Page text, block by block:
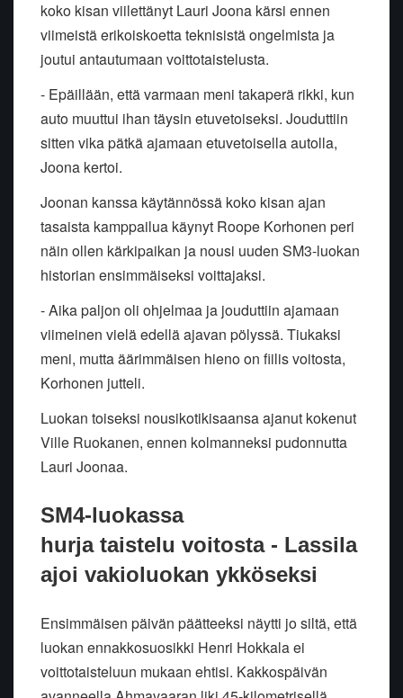
koko kisan viilettänyt Lauri Joona kärsi ennen
viimeistä erikoiskoetta teknisistä ongelmista ja
joutui antautumaan voittotaistelusta.
- Epäillään, että varmaan meni takaperä rikki, kun
auto muuttui ihan täysin etuvetoiseksi. Jouduttiin
sitten vika pätkä ajamaan etuvetoisella autolla,
Joona kertoi.
Joonan kanssa käytännössä koko kisan ajan
tasaista kamppailua käynyt Roope Korhonen peri
näin ollen kärkipaikan ja nousi uuden SM3-luokan
historian ensimmäiseksi voittajaksi.
- Aika paljon oli ohjelmaa ja jouduttiin ajamaan
viimeinen vielä edellä ajavan pölyssä. Tiukaksi
meni, mutta äärimmäisen hieno on fiilis voitosta,
Korhonen jutteli.
Luokan toiseksi nousikotikisaansa ajanut kokenut
Ville Ruokanen, ennen kolmanneksi pudonnutta
Lauri Joonaa.
SM4-luokassa
hurja taistelu voitosta - Lassila
ajoi vakioluokan ykköseksi
Ensimmäisen päivän päätteeksi näytti jo siltä, että
luokan ennakkosuosikki Henri Hokkala ei
voittotaisteluun mukaan ehtisi. Kakkospäivän